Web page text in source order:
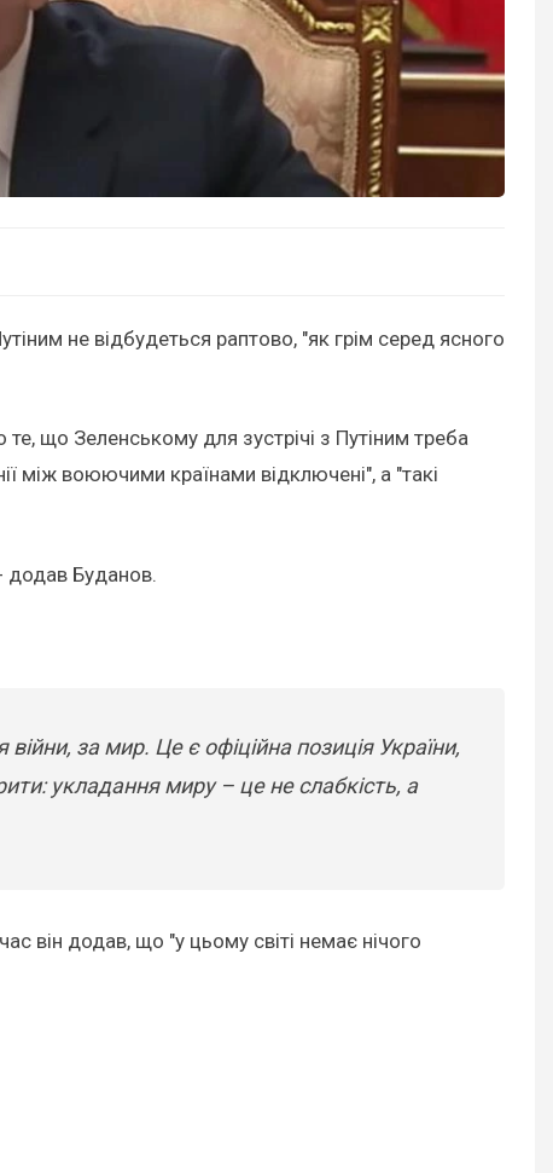
не відбудеться раптово, "як грім серед ясного
що Зеленському для зустрічі з Путіним треба
між воюючими країнами відключені", а "такі
додав Буданов.
за мир. Це є офіційна позиція України,
укладання миру – це не слабкість, а
він додав, що "у цьому світі немає нічого